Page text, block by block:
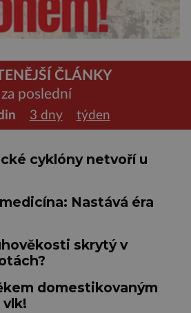
ČLÁNKY
za poslední
3 dny týden
cyklóny netvoří u
Nastává éra
skrytý v
domestikovaným